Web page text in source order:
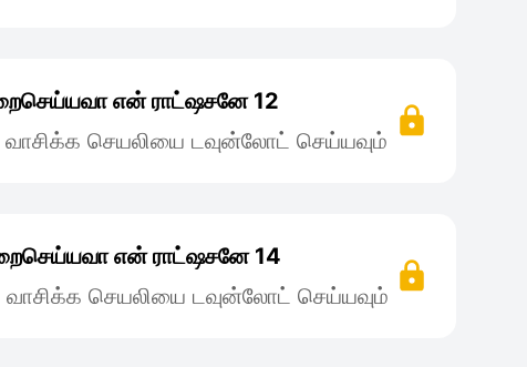
என் ராட்ஷசனே 12
செயலியை டவுன்லோட் செய்யவும்
என் ராட்ஷசனே 14
செயலியை டவுன்லோட் செய்யவும்